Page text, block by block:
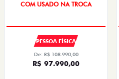
COM USADO NA TROCA
PESSOA FÍSICA
De: R$ 108.990,00
R$ 97.990,00